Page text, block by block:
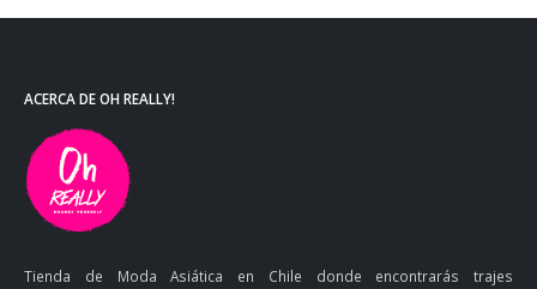
ACERCA DE OH REALLY!
Tienda de Moda Asiática en Chile donde encontrarás trajes